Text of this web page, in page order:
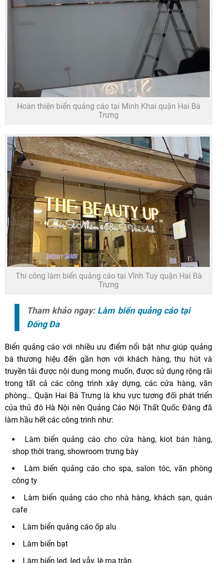
Hoàn thiện biển quảng cáo tại Minh Khai quận Hai Bà
Trưng
Thi công làm biển quảng cáo tại Vĩnh Tuy quận Hai Bà
Trưng
Tham khảo ngay: Làm biển quảng cáo tại
Đống Đa
Biển quảng cáo với nhiều ưu điểm nổi bật như giúp quảng
bá thương hiệu đến gần hơn với khách hàng, thu hút và
truyền tải được nội dung mong muốn, được sử dụng rộng rãi
trong tất cả các công trình xây dựng, các cửa hàng, văn
phòng… Quận Hai Bà Trưng là khu vực tương đối phát triển
của thủ đô Hà Nội nên Quảng Cáo Nội Thất Quốc Đăng đã
làm hầu hết các công trình như:
Làm biển quảng cáo cho cửa hàng, kiot bán hàng,
shop thời trang, showroom trưng bày
Làm biển quảng cáo cho spa, salon tóc, văn phòng
công ty
Làm biển quảng cáo cho nhà hàng, khách sạn, quán
cafe
Làm biển quảng cáo ốp alu
Làm biển bạt
Làm biển led, led vẫy, lè ma trận